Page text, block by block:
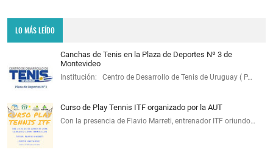
LO MÁS LEÍDO
Canchas de Tenis en la Plaza de Deportes Nº 3 de
Montevideo
Institución: Centro de Desarrollo de Tenis de Uruguay ( P…
Curso de Play Tennis ITF organizado por la AUT
Con la presencia de Flavio Marreti, entrenador ITF oriundo…